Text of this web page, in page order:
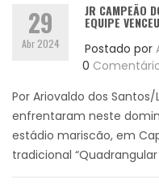
29
Abr 2024
JR CAMPEÃO
EQUIPE
Postado por
0
Por Ariovaldo dos
enfrentaram neste
estádio mariscão, em
tradicional